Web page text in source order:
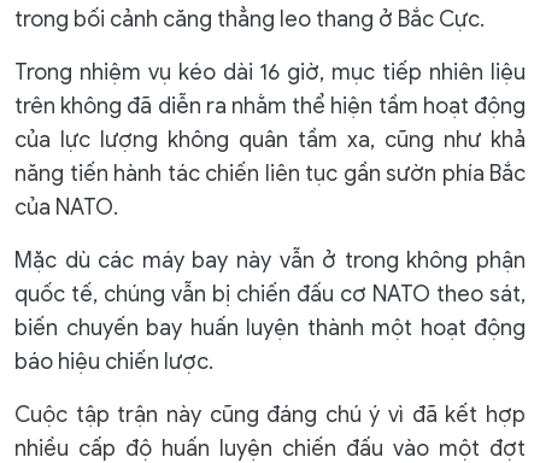
trong bối cảnh căng thẳng leo thang ở Bắc Cực.
Trong nhiệm vụ kéo dài 16 giờ, mục tiếp nhiên liệu
trên không đã diễn ra nhằm thể hiện tầm hoạt động
của lực lượng không quân tầm xa, cũng như khả
năng tiến hành tác chiến liên tục gần sườn phía Bắc
của NATO.
Mặc dù các máy bay này vẫn ở trong không phận
quốc tế, chúng vẫn bị chiến đấu cơ NATO theo sát,
biến chuyến bay huấn luyện thành một hoạt động
báo hiệu chiến lược.
Cuộc tập trận này cũng đáng chú ý vì đã kết hợp
nhiều cấp độ huấn luyện chiến đấu vào một đợt